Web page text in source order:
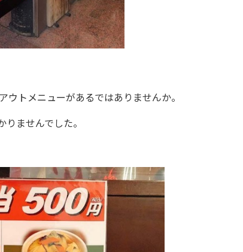
トメニューがあるではありませんか。
ませんでした。